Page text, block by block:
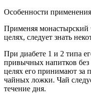
Особенности применения
Применяя монастырский
целях, следует знать
При диабете 1 и 2 типа
привычных напитков
целях его принимают за
чайных ложки. Чай
течение дня.